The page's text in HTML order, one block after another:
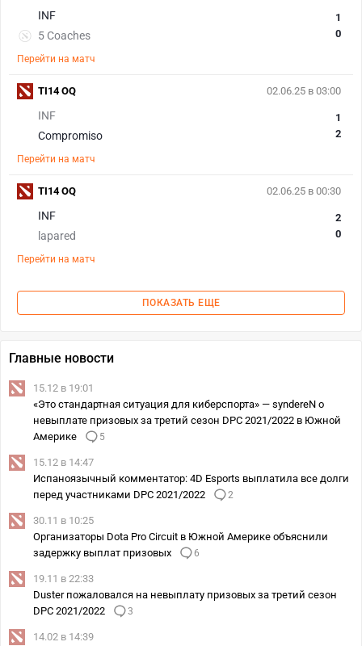
INF
5 Coaches
1
0
Перейти на матч
02.06.25 в 03:00
INF
Compromiso
1
2
Перейти на матч
TI14 OQ
02.06.25 в 00:30
INF
lapared
2
0
Перейти на матч
TI14 OQ
ПОКАЗАТЬ ЕЩЕ
Главные новости
15.12 в 19:01
«Это стандартная ситуация для киберспорта» — syndereN о
невыплате призовых за третий сезон DPC 2021/2022 в Южной
Америке
5
15.12 в 14:47
Испаноязычный комментатор: 4D Esports выплатила все долги
перед участниками DPC 2021/2022
2
30.11 в 10:25
Организаторы Dota Pro Circuit в Южной Америке объяснили
задержку выплат призовых
6
19.11 в 22:33
Duster пожаловался на невыплату призовых за третий сезон
DPC 2021/2022
3
14.02 в 14:39